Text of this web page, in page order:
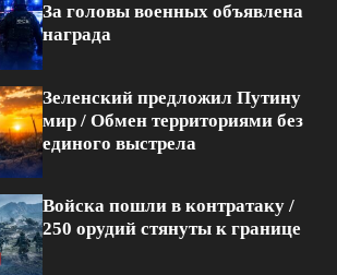
За головы военных объявлена
награда
Зеленский предложил Путину
мир / Обмен территориями без
единого выстрела
Войска пошли в контратаку /
250 орудий стянуты к границе